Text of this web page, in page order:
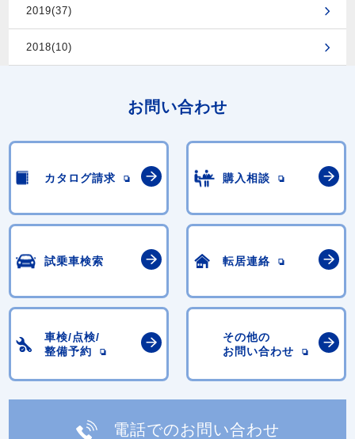
2019(37)
2018(10)
お問い合わせ
カタログ請求 購入相談
試乗車検索 転居連絡
車検/点検/
整備予約
その他の
お問い合わせ
電話でのお問い合わせ